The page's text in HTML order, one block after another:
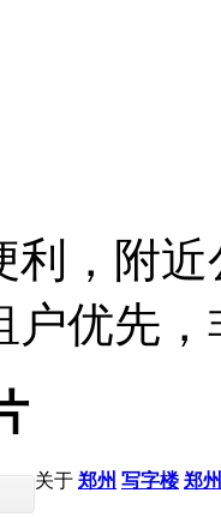
利，附
户优先
关于 郑州 写字楼 郑